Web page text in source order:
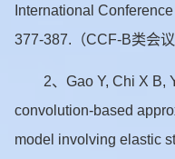
International
377-387.（CCF-B类会议
2、Gao Y, Chi X B,
convolution‐based
model involving elastic